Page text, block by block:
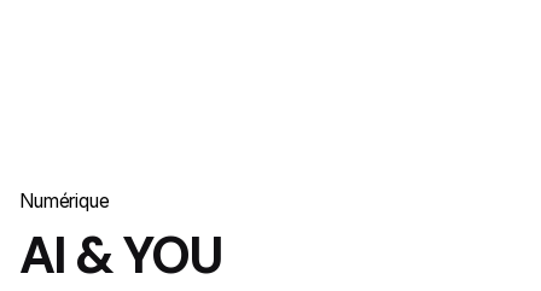
Numérique
AI & YOU